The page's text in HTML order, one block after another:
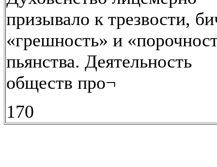
призывало к трезвости,
«грешность» и
пьянства. Деятельность
обществ про¬
170